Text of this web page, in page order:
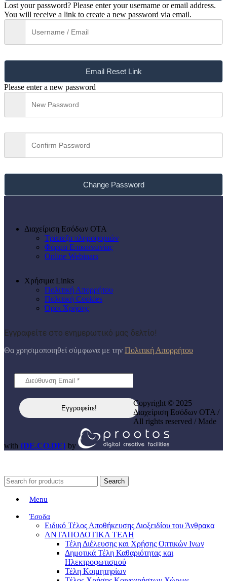
Lost your password? Please enter your username or email address.
You will receive a link to create a new password via email.
Email Reset Link
Please enter a new password
Change Password
Διαχείριση Εσόδων ΟΤΑ
Τράπεζα πληροφοριών
Φόρμα Επικοινωνίας
Online Webinars
Χρήσιμα Links
Πολιτική Απορρήτου
Πολιτική Cookies
Όροι Χρήσης
Εγγραφείτε στο ενημερωτικό μας δελτίο!
Θα χρησιμοποιηθεί σύμφωνα με την Πολιτική Απορρήτου
Copyright © 2025
Διαχείριση Εσόδων ΟΤΑ /
All rights reserved / Made
with {DE.CO.DE} by
Search
Menu
Έσοδα
Ειδικό Τέλος Αποθήκευσης Διοξειδίου του Άνθρακα
ΑΝΤΑΠΟΔΟΤΙΚΑ ΤΕΛΗ
Τέλη Διέλευσης και Χρήσης Οπτικών Ινων
Δημοτικά Τέλη Καθαριότητας και
Ηλεκτροφωτισμού
Τέλη Κοιμητηρίων